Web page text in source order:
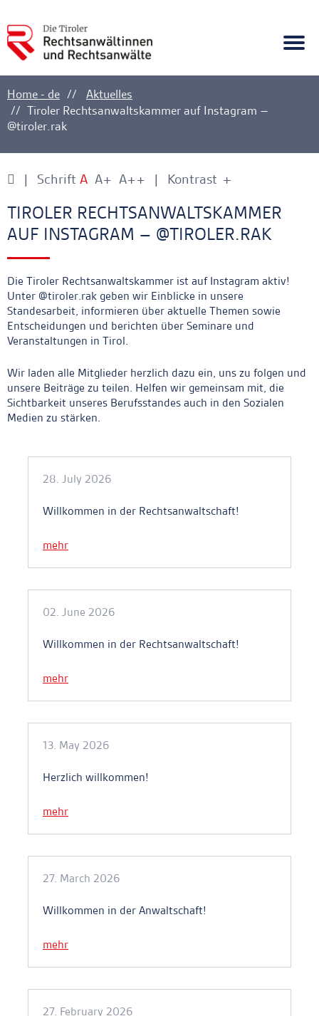
Ankerlink
Home - de
Aktuelles
Tiroler Rechtsanwaltskammer auf Instagram –
@tiroler.rak
Schrift A A+ A++ Kontrast +
-
Ankerlink
TIROLER RECHTSANWALTSKAMMER
AUF INSTAGRAM – @TIROLER.RAK
Die Tiroler Rechtsanwaltskammer ist auf Instagram aktiv!
Unter @tiroler.rak geben wir Einblicke in unsere
Standesarbeit, informieren über aktuelle Themen sowie
Entscheidungen und berichten über Seminare und
Veranstaltungen in Tirol.
Wir laden alle Mitglieder herzlich dazu ein, uns zu folgen und
unsere Beiträge zu teilen. Helfen wir gemeinsam mit, die
Sichtbarkeit unseres Berufsstandes auch in den Sozialen
Medien zu stärken.
28. July 2026
Willkommen in der Rechtsanwaltschaft!
mehr
02. June 2026
Willkommen in der Rechtsanwaltschaft!
mehr
13. May 2026
Herzlich willkommen!
mehr
27. March 2026
Willkommen in der Anwaltschaft!
mehr
27. February 2026